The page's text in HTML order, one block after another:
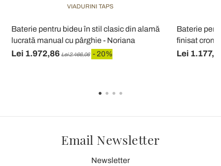
VIADURINI TAPS
Baterie pentru bideu în stil clasic din alamă
lucrată manual cu pârghie - Noriana
Lei 1.972,86 Lei 2.466,06 - 20%
Baterie
finisat crom
Lei
Email Newsletter
Newsletter